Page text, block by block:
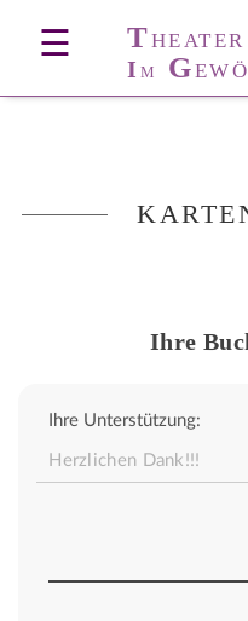
☰ THEATER
I M G
Ihre
Ihre Unterstützung: